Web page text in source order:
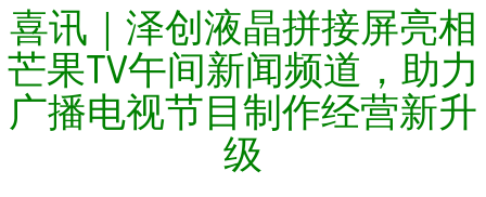
喜讯｜泽创液晶拼接屏亮相
芒果TV午间新闻频道，助力
广播电视节目制作经营新升
级